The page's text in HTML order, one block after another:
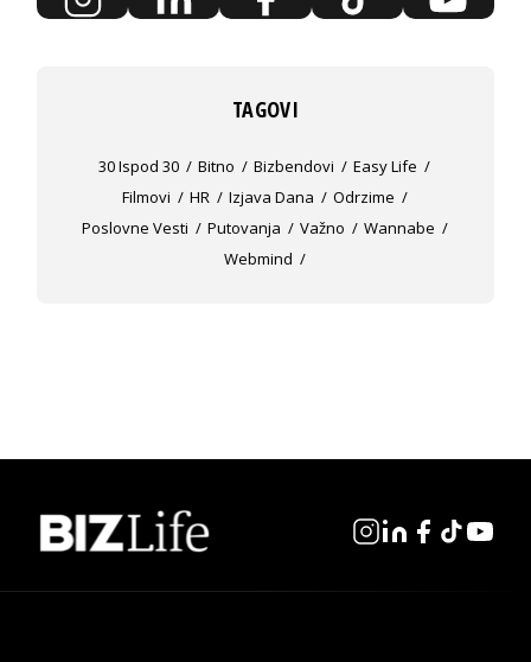
TAGOVI
30 Ispod 30 Bitno Bizbendovi
Easy Life
Filmovi
HR Izjava Dana
Odrzime
Poslovne Vesti
Putovanja Važno
Wannabe
Webmind